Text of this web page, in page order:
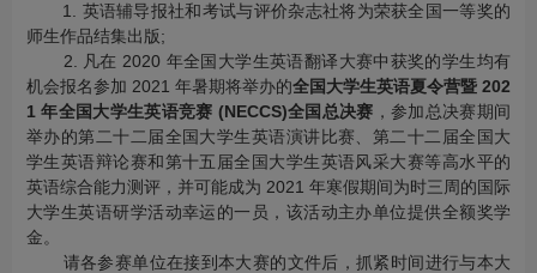
1. 英语辅导报社和考试与评价杂志社将为荣获全国一等奖的
师生作品结集出版;
2. 凡在 2020 年全国大学生英语翻译大赛中获奖的学生均有
机会报名参加 2021 年暑期将举办的全国大学生英语夏令营暨 202
1 年全国大学生英语竞赛 (NECCS)全国总决赛 ，参加总决赛期间
举办的第二十二届全国大学生英语演讲比赛、第二十二届全国大
学生英语辩论赛和第十五届全国大学生英语风采大赛等高水平的
英语综合能力测评，并可能成为 2021 年寒假期间为时三周的国际
大学生英语研学活动幸运的一员，该活动主办单位提供全额奖学
金。
请各参赛单位在接到本大赛的文件后，抓紧时间进行与本大